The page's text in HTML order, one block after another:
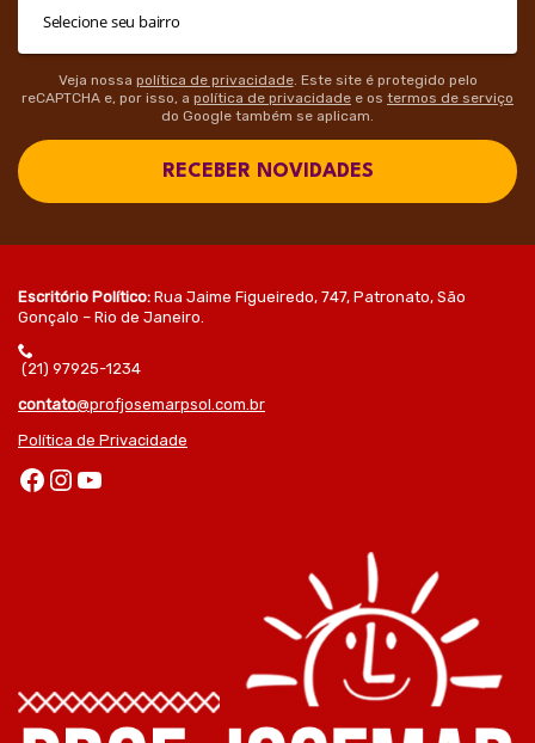
Veja nossa política de privacidade. Este site é protegido pelo
reCAPTCHA e, por isso, a política de privacidade e os termos de serviço
do Google também se aplicam.
RECEBER NOVIDADES
Escritório Político: Rua Jaime Figueiredo, 747, Patronato, São
Gonçalo – Rio de Janeiro.
(21) 97925-1234
contato@profjosemarpsol.com.br
Política de Privacidade
Facebook Instagram Youtube